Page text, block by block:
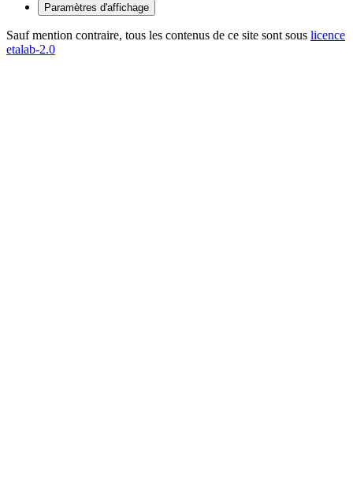
Paramètres d'affichage
Sauf mention contraire, tous les contenus de ce site sont sous licence
etalab-2.0